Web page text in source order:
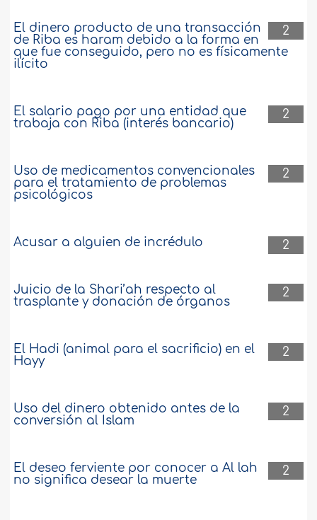
2
El dinero producto de una transacción
de Riba es haram debido a la forma en
que fue conseguido, pero no es físicamente
ilícito
2
El salario pago por una entidad que
trabaja con Riba (interés bancario)
2
Uso de medicamentos convencionales
para el tratamiento de problemas
psicológicos
2
Acusar a alguien de incrédulo
2
Juicio de la Shari’ah respecto al
trasplante y donación de órganos
2
El Hadi (animal para el sacrificio) en el
Hayy
2
Uso del dinero obtenido antes de la
conversión al Islam
2
El deseo ferviente por conocer a Al lah
no significa desear la muerte